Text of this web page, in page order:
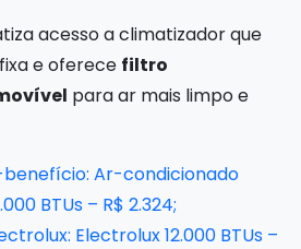
acesso a climatizador que
e oferece filtro
para ar mais limpo e
benefício: Ar-condicionado
BTUs – R$ 2.324;
Electrolux 12.000 BTUs –